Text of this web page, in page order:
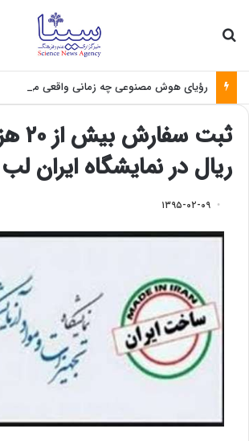
رؤیای هوش مصنوعی چه زمانی واقعی می‌شود؟
ثبت
ریال در نمایشگاه ایران لب
۱۳۹۵-۰۲-۰۹